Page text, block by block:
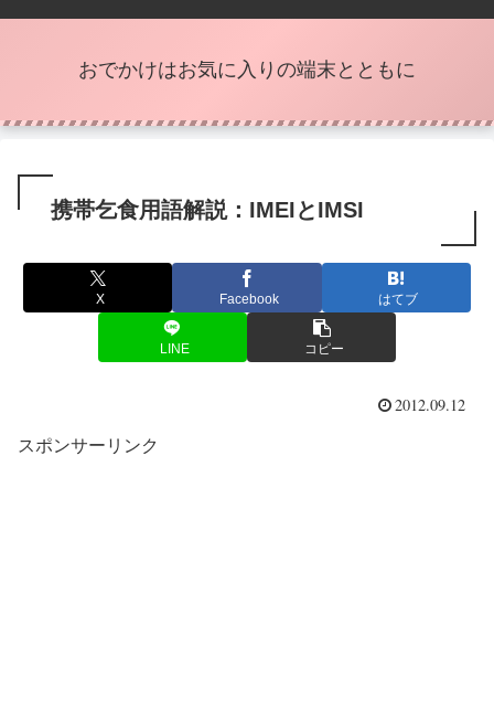
おでかけはお気に入りの端末とともに
携帯乞食用語解説：IMEIとIMSI
X Facebook はてブ
LINE コピー
2012.09.12
スポンサーリンク